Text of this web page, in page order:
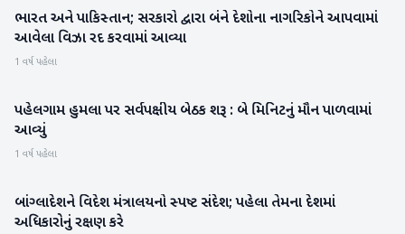
રાષ્ટ્રીય
ભારત અને પાકિસ્તાન; સરકારો દ્વારા બંને દેશોના નાગરિકોને આપવામાં
આવેલા વિઝા રદ કરવામાં આવ્યા
1 વર્ષ પહેલા
રાષ્ટ્રીય
પહેલગામ હુમલા પર સર્વપક્ષીય બેઠક શરૂ : બે મિનિટનું મૌન પાળવામાં
આવ્યું
1 વર્ષ પહેલા
રાષ્ટ્રીય
બાંગ્લાદેશને વિદેશ મંત્રાલયનો સ્પષ્ટ સંદેશ; પહેલા તેમના દેશમાં
અધિકારોનું રક્ષણ કરે